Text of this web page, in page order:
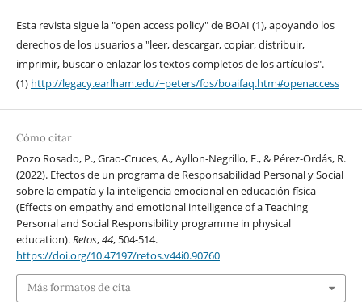
Esta revista sigue la "open access policy" de BOAI (1), apoyando los
derechos de los usuarios a "leer, descargar, copiar, distribuir,
imprimir, buscar o enlazar los textos completos de los artículos".
(1) http://legacy.earlham.edu/~peters/fos/boaifaq.htm#openaccess
Cómo citar
Pozo Rosado, P., Grao-Cruces, A., Ayllon-Negrillo, E., & Pérez-Ordás, R.
(2022). Efectos de un programa de Responsabilidad Personal y Social
sobre la empatía y la inteligencia emocional en educación física
(Effects on empathy and emotional intelligence of a Teaching
Personal and Social Responsibility programme in physical
education).Retos,44, 504-514.
https://doi.org/10.47197/retos.v44i0.90760
Más formatos de cita